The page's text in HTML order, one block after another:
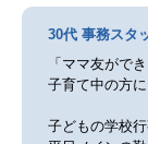
30代 事務スタ
「ママ友がで
子育て中の方
子どもの学校